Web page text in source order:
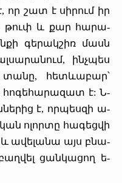
որ շատ է սի­րում իր
թուփ և ­քար հա­րա­
գե­րակ­շիռ մասն
ինչ­պես
տա­նը, հետ­ևա­բար՝
հո­գե­հա­րա­զատ է: Ն­
է, որ­պես­զի ա­
ո­լոր­տը հա­գեց­վի
և­ ա­վե­լա­նա այս բնա­
ցան­կա­ցող ե­